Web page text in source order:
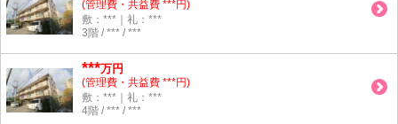
(管理費・共益費 ***円)
敷：***｜礼：***
3階 / *** / ***
***万円
(管理費・共益費 ***円)
敷：***｜礼：***
4階 / *** / ***